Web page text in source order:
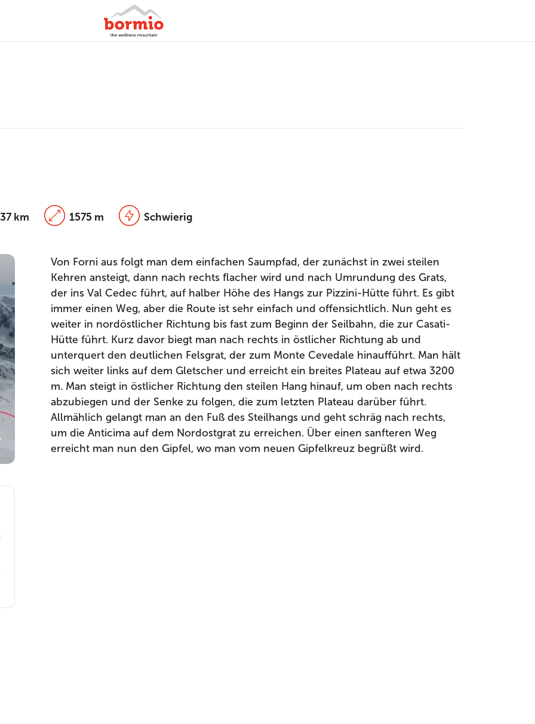
km 1575 m Schwierig
Von Forni aus folgt man dem einfachen Saumpfad, der zunächst in zwei steilen
Kehren ansteigt, dann nach rechts flacher wird und nach Umrundung des Grats,
der ins Val Cedec führt, auf halber Höhe des Hangs zur Pizzini-Hütte führt. Es gibt
immer einen Weg, aber die Route ist sehr einfach und offensichtlich. Nun geht es
weiter in nordöstlicher Richtung bis fast zum Beginn der Seilbahn, die zur Casati-
Hütte führt. Kurz davor biegt man nach rechts in östlicher Richtung ab und
unterquert den deutlichen Felsgrat, der zum Monte Cevedale hinaufführt. Man hält
sich weiter links auf dem Gletscher und erreicht ein breites Plateau auf etwa 3200
m. Man steigt in östlicher Richtung den steilen Hang hinauf, um oben nach rechts
abzubiegen und der Senke zu folgen, die zum letzten Plateau darüber führt.
Allmählich gelangt man an den Fuß des Steilhangs und geht schräg nach rechts,
um die Anticima auf dem Nordostgrat zu erreichen. Über einen sanfteren Weg
erreicht man nun den Gipfel, wo man vom neuen Gipfelkreuz begrüßt wird.